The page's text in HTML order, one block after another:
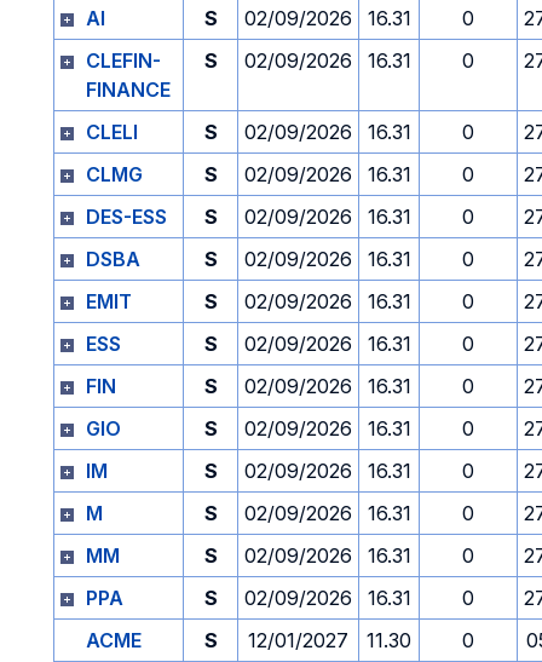
AI
S 02/09/2026 16.31 0
CLEFIN-
FINANCE
S 02/09/2026 16.31 0
CLELI S 02/09/2026 16.31 0
CLMG
S 02/09/2026 16.31 0
DES-ESS
S 02/09/2026 16.31 0
DSBA
S 02/09/2026 16.31 0
EMIT
S 02/09/2026 16.31 0
ESS
S 02/09/2026 16.31 0
FIN
S 02/09/2026 16.31 0
GIO
S 02/09/2026 16.31 0
IM
S 02/09/2026 16.31 0
M
S 02/09/2026 16.31 0
MM
S 02/09/2026 16.31 0
PPA
S 02/09/2026 16.31 0
ACME
S 12/01/2027 11.30 0